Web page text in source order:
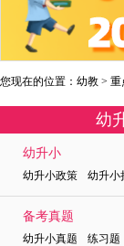
您现在的位置： 幼教 > 重
幼
幼升小
幼升小政策 幼升
备考真题
幼升小真题 练习